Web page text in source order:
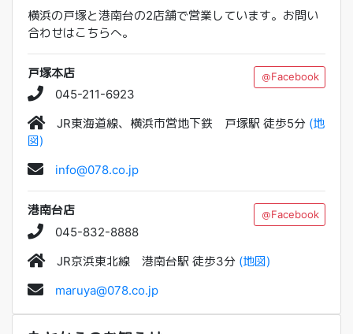
横浜の戸塚と港南台の2店舗で営業しています。お問い
合わせはこちらへ。
戸塚本店 ＠Facebook
045-211-6923
JR東海道線、横浜市営地下鉄 戸塚駅 徒歩5分 (地
図)
info@078.co.jp
港南台店 ＠Facebook
045-832-8888
JR京浜東北線 港南台駅 徒歩3分 (地図)
maruya@078.co.jp